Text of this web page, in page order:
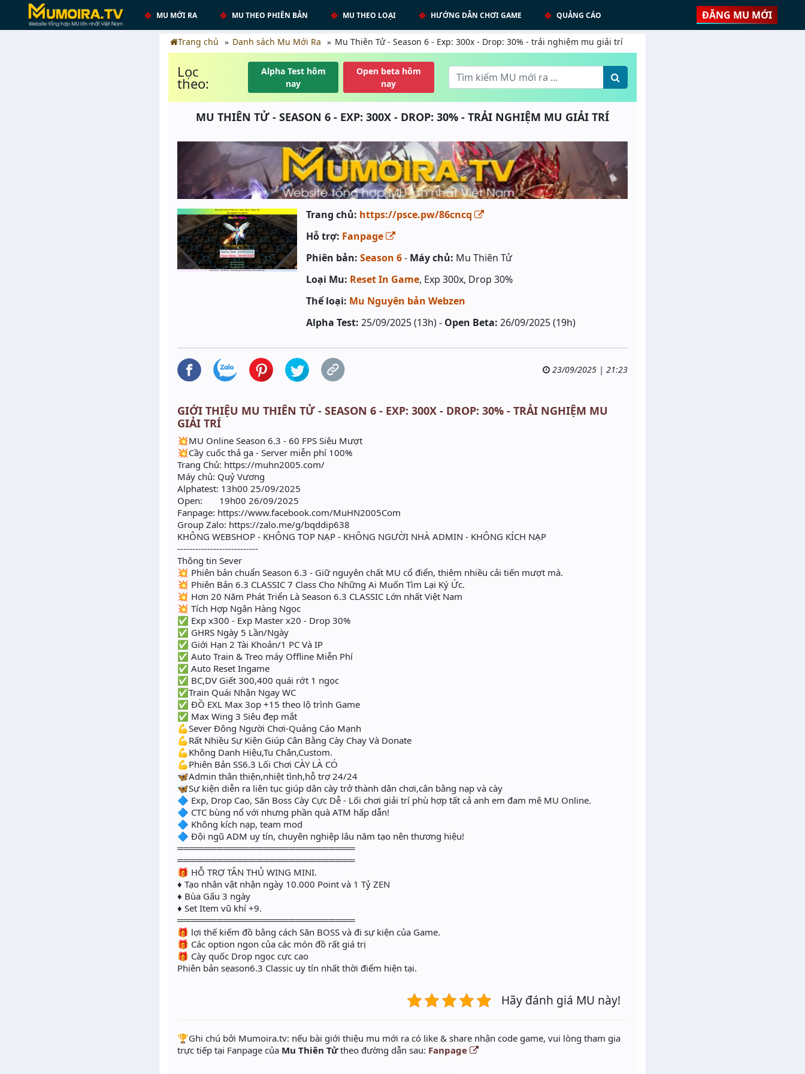
MU MỚI RA MU THEO PHIÊN BẢN MU THEO LOẠI HƯỚNG DẪN CHƠI GAME QUẢNG CÁO ĐĂNG MU MỚI
Trang chủ Danh sách Mu Mới Ra Mu Thiên Tử - Season 6 - Exp: 300x - Drop: 30% - trải nghiệm mu giải trí
Lọc
theo:
Alpha Test hôm
nay
Open beta hôm
nay
MU THIÊN TỬ - SEASON 6 - EXP: 300X - DROP: 30% - TRẢI NGHIỆM MU GIẢI TRÍ
Trang chủ: https://psce.pw/86cncq
Hỗ trợ: Fanpage
Phiên bản: Season 6- Máy chủ: Mu Thiên Tử
Loại Mu: Reset In Game, Exp 300x, Drop 30%
Thể loại: Mu Nguyên bản Webzen
Alpha Test: 25/09/2025 (13h) - Open Beta: 26/09/2025 (19h)
23/09/2025 | 21:23
GIỚI THIỆU MU THIÊN TỬ - SEASON 6 - EXP: 300X - DROP: 30% - TRẢI NGHIỆM MU
GIẢI TRÍ
💥MU Online Season 6.3 - 60 FPS Siêu Mượt
💥Cầy cuốc thả ga - Server miễn phí 100%
Trang Chủ: https://muhn2005.com/
Máy chủ: Quỷ Vương
Alphatest: 13h00 25/09/2025
Open: 19h00 26/09/2025
Fanpage: https://www.facebook.com/MuHN2005Com
Group Zalo: https://zalo.me/g/bqddip638
KHÔNG WEBSHOP - KHÔNG TOP NẠP - KHÔNG NGƯỜI NHÀ ADMIN - KHÔNG KÍCH NẠP
---------------------------
Thông tin Sever
💥 Phiên bản chuẩn Season 6.3 - Giữ nguyên chất MU cổ điển, thiêm nhiều cải tiến mượt mà.
💥 Phiên Bản 6.3 CLASSIC 7 Class Cho Những Ai Muốn Tìm Lại Ký Ức.
💥 Hơn 20 Năm Phát Triển Là Season 6.3 CLASSIC Lớn nhất Việt Nam
💥 Tích Hợp Ngân Hàng Ngọc
✅ Exp x300 - Exp Master x20 - Drop 30%
✅ GHRS Ngày 5 Lần/Ngày
✅ Giới Hạn 2 Tài Khoản/1 PC Và IP
✅ Auto Train & Treo máy Offline Miễn Phí
✅ Auto Reset Ingame
✅ BC,DV Giết 300,400 quái rớt 1 ngọc
✅Train Quái Nhận Ngay WC
✅ ĐỒ EXL Max 3op +15 theo lộ trình Game
✅ Max Wing 3 Siêu đẹp mắt
💪Sever Đông Người Chơi-Quảng Cáo Mạnh
💪Rất Nhiều Sự Kiện Giúp Cân Bằng Cày Chay Và Donate
💪Không Danh Hiệu,Tu Chân,Custom.
💪Phiên Bản SS6.3 Lối Chơi CÀY LÀ CÓ
🦋Admin thân thiện,nhiệt tình,hỗ trợ 24/24
🦋Sự kiện diễn ra liên tục giúp dân cày trở thành dân chơi,cân bằng nạp và cày
🔷 Exp, Drop Cao, Săn Boss Cày Cực Dễ - Lối chơi giải trí phù hợp tất cả anh em đam mê MU Online.
🔷 CTC bùng nổ với nhưng phần quà ATM hấp dẫn!
🔷 Không kích nạp, team mod
🔷 Đội ngũ ADM uy tín, chuyên nghiệp lâu năm tạo nên thương hiệu!
═══════════════════════════
═══════════════════════════
🎁 HỖ TRỢ TÂN THỦ WING MINI.
♦ Tạo nhân vật nhận ngày 10.000 Point và 1 Tỷ ZEN
♦ Bùa Gấu 3 ngày
♦ Set Item vũ khí +9.
═══════════════════════════
🎁 lợi thế kiếm đồ bằng cách Săn BOSS và đi sự kiện của Game.
🎁 Các option ngon của các món đồ rất giá trị
🎁 Cày quốc Drop ngọc cực cao
Phiên bản season6.3 Classic uy tín nhất thời điểm hiện tại.
Hãy đánh giá MU này!
️🏆Ghi chú bởi Mumoira.tv: nếu bài giới thiệu mu mới ra có like & share nhận code game, vui lòng tham gia
trực tiếp tại Fanpage của Mu Thiên Tửtheo đường dẫn sau: Fanpage